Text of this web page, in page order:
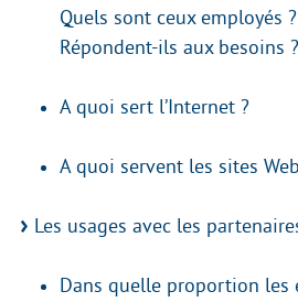
Quels sont ceux employés
Répondent-ils aux besoins ?
A quoi sert l’Internet ?
A quoi servent les sites
Les usages avec les
Dans quelle proportion les